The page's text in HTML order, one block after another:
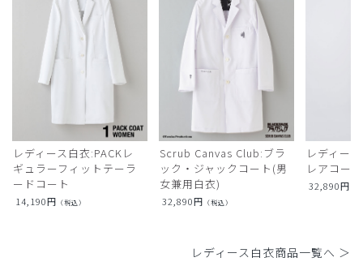
レディース白衣:PACKレ
ギュラーフィットテーラ
ードコート
14,190円 （税込）
Scrub Canvas Club:ブラ
ック・ジャックコート(男
女兼用白衣)
32,890円 （税込）
レディー
レアコート
32,890円
レディース白衣商品一覧へ ＞